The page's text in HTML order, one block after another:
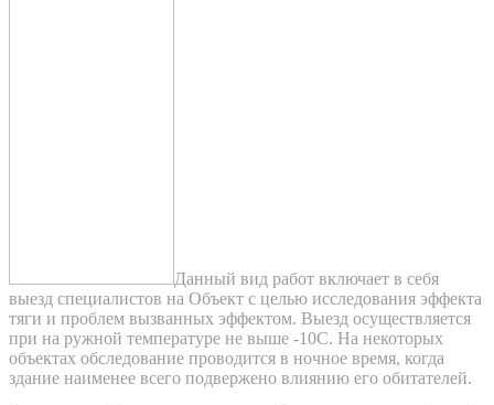
Данный вид работ включает в себя
выезд специалистов на Объект с целью исследования эффекта
тяги и проблем вызванных эффектом. Выезд осуществляется
при на ружной температуре не выше -10С. На некоторых
объектах обследование проводится в ночное время, когда
здание наименее всего подвержено влиянию его обитателей.